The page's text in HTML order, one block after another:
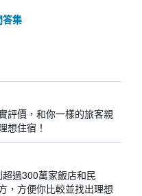
答集
評價，和你一樣的旅客親
想住宿！
過300萬家飯店和民
，方便你比較並找出理想